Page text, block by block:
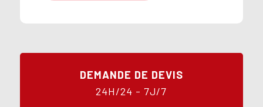
DEMANDE DE DEVIS
24H/24 - 7J/7